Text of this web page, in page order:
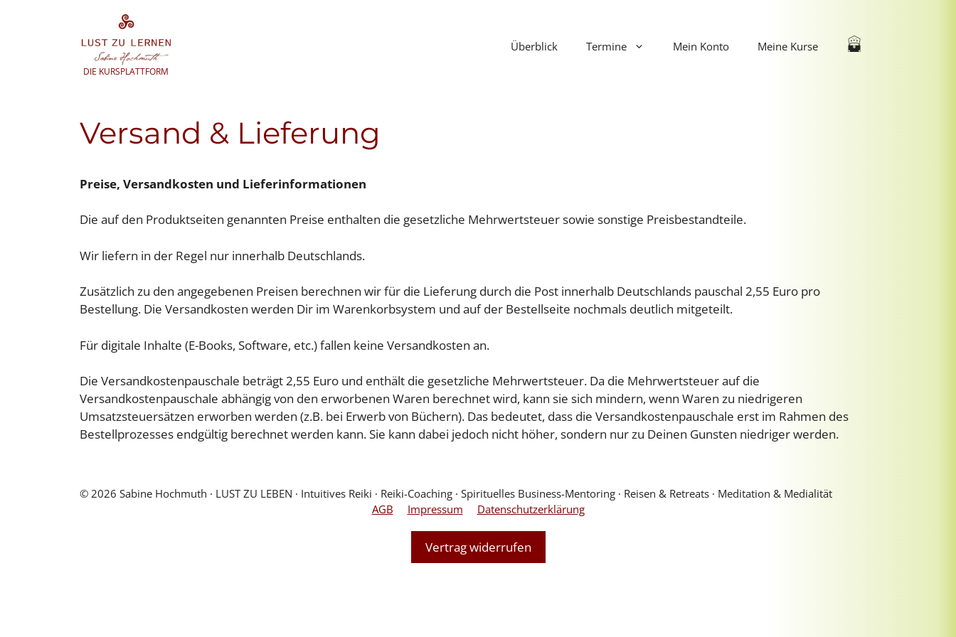
DIE KURSPLATTFORM
Überblick Termine Mein Konto Meine Kurse
Versand & Lieferung
Preise, Versandkosten und Lieferinformationen
Die auf den Produktseiten genannten Preise enthalten die gesetzliche Mehrwertsteuer sowie sonstige Preisbestandteile.
Wir liefern in der Regel nur innerhalb Deutschlands.
Zusätzlich zu den angegebenen Preisen berechnen wir für die Lieferung durch die Post innerhalb Deutschlands pauschal 2,55 Euro pro
Bestellung. Die Versandkosten werden Dir im Warenkorbsystem und auf der Bestellseite nochmals deutlich mitgeteilt.
Für digitale Inhalte (E-Books, Software, etc.) fallen keine Versandkosten an.
Die Versandkostenpauschale beträgt 2,55 Euro und enthält die gesetzliche Mehrwertsteuer. Da die Mehrwertsteuer auf die
Versandkostenpauschale abhängig von den erworbenen Waren berechnet wird, kann sie sich mindern, wenn Waren zu niedrigeren
Umsatzsteuersätzen erworben werden (z.B. bei Erwerb von Büchern). Das bedeutet, dass die Versandkostenpauschale erst im Rahmen des
Bestellprozesses endgültig berechnet werden kann. Sie kann dabei jedoch nicht höher, sondern nur zu Deinen Gunsten niedriger werden.
AGB Impressum Datenschutzerklärung
© 2026 Sabine Hochmuth ∙ LUST ZU LEBEN ∙ Intuitives Reiki ∙ Reiki-Coaching ∙ Spirituelles Business-Mentoring ∙ Reisen & Retreats ∙ Meditation & Medialität
Vertrag widerrufen